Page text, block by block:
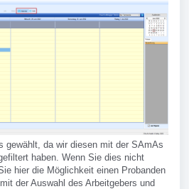
gewählt, da wir diesen mit der SAmAs
haben. Wenn Sie dies nicht
hier die Möglichkeit einen Probanden
der Auswahl des Arbeitgebers und